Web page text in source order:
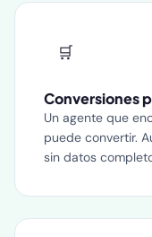
🛒
Conversiones
Un agente que
puede convertir.
sin datos